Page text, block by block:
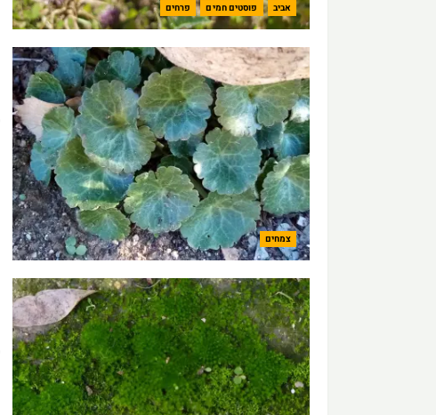
אביב פוסטים חמים פרחים
צמחים